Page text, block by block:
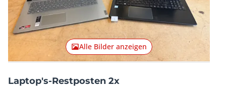
Alle Bilder anzeigen
Laptop's-Restposten 2x